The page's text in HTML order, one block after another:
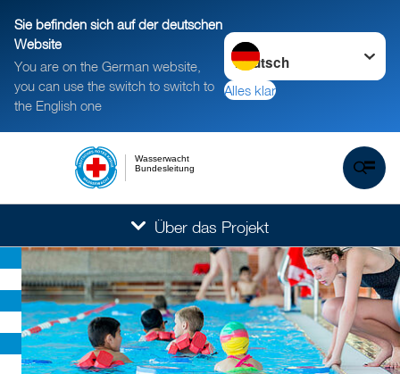
Sie befinden sich auf der deutschen
Website
You are on the German website,
you can use the switch to switch to
the English one
Sprache wechseln zu
Alles klar
Bundesleitung
Wasserwacht
Über das Projekt